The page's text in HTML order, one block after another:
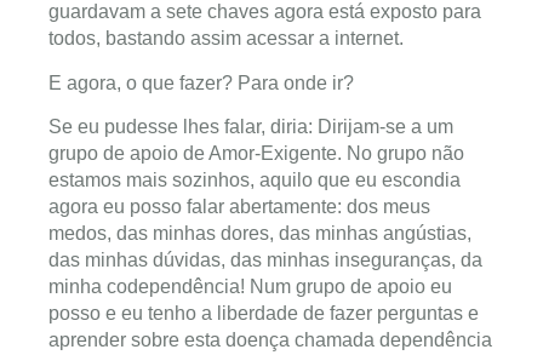
guardavam a sete chaves agora está exposto para
todos, bastando assim acessar a internet.
E agora, o que fazer? Para onde ir?
Se eu pudesse lhes falar, diria: Dirijam-se a um
grupo de apoio de Amor-Exigente. No grupo não
estamos mais sozinhos, aquilo que eu escondia
agora eu posso falar abertamente: dos meus
medos, das minhas dores, das minhas angústias,
das minhas dúvidas, das minhas inseguranças, da
minha codependência! Num grupo de apoio eu
posso e eu tenho a liberdade de fazer perguntas e
aprender sobre esta doença chamada dependência